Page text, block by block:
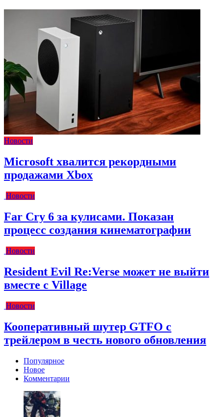
Новости
Microsoft хвалится рекордными
продажами Xbox
Новости
Far Cry 6 за кулисами. Показан
процесс создания кинематографии
Новости
Resident Evil Re:Verse может не выйти
вместе с Village
Новости
Кооперативный шутер GTFO с
трейлером в честь нового обновления
Популярное
Новое
Комментарии